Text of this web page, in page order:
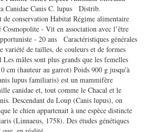
Canidae Canis C. lupus Distrib.
de conservation Habitat Régime alimentaire
- Vit en association avec l’être
- 20 ans Caractéristiques générales
variété de tailles, de couleurs et de formes
mâles sont plus grands que les femelles
cm (hauteur au garrot) Poids 900 g jusqu'à
lupus familiaris) est un mammifère
canidae et, tout comme le Chacal et le
Descendant du Loup (Canis lupus), on
le chien appartenait à une espèce distincte
(Linnaeus, 1758). Des études génétiques